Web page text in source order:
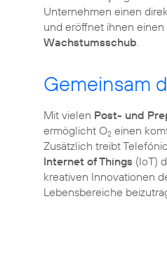
Unternehmen einen
und eröffnet ihnen einen
Wachstumsschub.
Gemeinsam
Mit vielen Post- und
ermöglicht O2 einen
Zusätzlich treibt
Internet of Things (IoT)
kreativen Innovationen
Lebensbereiche